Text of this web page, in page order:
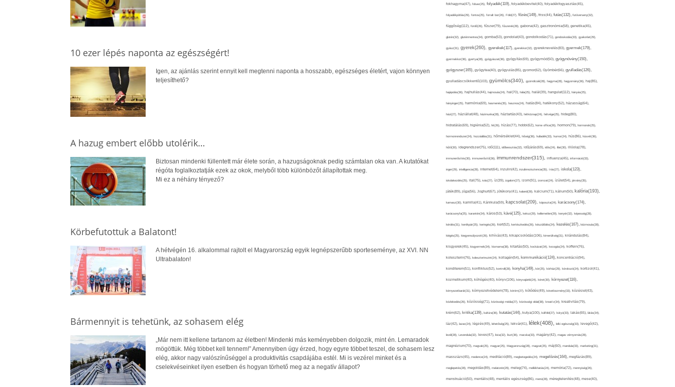
10 ezer lépés naponta az egészségért!
Igen, az ajánlás szerint ennyit kell megtenni naponta a hosszabb, egészséges életért, vajon könnyen
teljesíthető?
A hazug embert előbb utolérik…
Biztosan mindenki füllentett már élete során, a hazugságoknak pedig számtalan oka van. A kutatókat
régóta foglalkoztatják ezek az okok, melyből több különbözőt állapítottak meg.
Mi ez a néhány tényező?
Körbefutottuk a Balatont!
A hétvégén 16. alkalommal rajtolt el Magyarország egyik legnépszerűbb sporteseménye, az XVI. NN
Ultrabalaton!
Bármennyit is tehetünk, az sohasem elég
„Már nem itt kellene tartanom az életben! Mindenki más keményebben dolgozik, mint én. Lemaradok
mögöttük. Még többet kell tennem!” Amennyiben úgy érzed, hogy egyre többet teszel, de sohasem lesz
elég, akkor nagy valószínűséggel a produktivitás csapdájába estél. Mi is vezérel minket és a
cselekvéseinket ilyen esetben és hogyan törhető meg az a negatív állapot?
fokhagyma(47), folsav(25), folyadék(119), folyadékbevitel(40), folyadékfogyasztás(45),
folyadékpótlás(29), fontos(25), forralt bor(26), Föld(27), főzés(149), friss(44), futás(132), futóverseny(32),
függőség(112), fürdő(26), fűszer(79), fűszerek(28), gabona(42), gasztronómia(58), genetika(45),
glutén(32), gluténmentes(34), gomba(53), gondolat(43), gondolkodás(71), gondoskodás(33), gyakorlat(29),
gyász(31), gyerek(260), gyerekek(117), gyerekkor(32), gyereknevelés(83), gyermek(179),
gyermekkor(36), gyertya(28), gyógyászat(36), gyógyítás(69), gyógymód(50), gyógynövény(150),
gyógyszer(165), gyógytea(40), gyógyulás(85), gyomor(62), Gyömbér(66), gyulladás(126),
gyulladáscsökkentő(103), gyümölcs(340), gyümölcslé(28), hagyma(28), hagyomány(36), haj(85),
hajápolás(36), hajhullás(44), hajmosás(24), hal(70), hála(25), halál(39), hangulat(112), hányás(25),
hányinger(25), harmónia(69), hasmenés(35), hasznos(24), hatás(84), hatékony(52), házasság(64),
házi(27), háziállat(48), házimunka(28), háztartás(43), hétköznap(24), hétvége(25), hideg(80),
hidratálás(69), higiénia(52), hit(26), hízás(77), hobbi(62), home office(26), hormon(79), hormonok(25),
hormonrendszer(24), hozzáállás(31), hőmérséklet(44), hőség(36), hulladék(33), humor(24), hús(86), húsvét(36),
hűtő(30), idegrendszer(75), idő(111), időbeosztás(32), időjárás(69), idős(24), illat(30), illóolaj(78),
immunerősítés(30), immunerősítő(36), immunrendszer(315), influenza(45), információ(33),
inger(29), intelligencia(28), internet(64), inzulin(42), inzulinrezisztencia(35), írás(27), iskola(123),
iskolakezdés(25), ital(75), ivás(27), íz(39), izgalom(27), izom(91), izomzat(24), ízület(54), járvány(35),
játék(89), jóga(56), Joghurt(67), jótékony(41), kaland(28), kalcium(71), kálium(50), kalória(193),
kamasz(30), kamilla(41), Kánikula(59), kapcsolat(209), káposzta(24), karácsony(174),
karácsonyfa(25), karantén(34), káros(53), kávé(125), keksz(29), kellemetlen(29), kenyér(32), képesség(28),
kérdés(31), kerékpár(25), keringés(26), kert(52), kertészkedés(26), készülődés(24), kezelés(167), kézmosás(28),
kiégés(25), kiegyensúlyozott(26), kihívás(43), kikapcsolódás(106), kimerültség(31), kirándulás(84),
kisgyerek(45), kisgyermek(34), kismama(38), kitartás(50), kockázat(34), kocogás(24), koffein(76),
koleszterin(76), koleszterinszint(24), kollagén(54), kommunikáció(124), koncentráció(94),
konditerem(51), konfliktus(52), kontroll(28), konyha(149), kór(25), kórház(29), kórokozó(24), kortizol(41),
kozmetikum(40), köhögés(40), könyv(106), könyvajánló(24), köret(30), környezet(116),
környezetbarát(31), környezetvédelem(78), köröm(27), kötődés(49), következmény(33), közérzet(43),
közlekedés(26), közösség(71), közösségi média(27), közösségi oldal(38), kreatív(34), kreativitás(79),
krém(62), kritika(139), kultúra(36), kutatás(144), kutya(100), külföld(27), kütyü(33), lakás(65), látás(34),
láz(42), lazac(24), légzés(49), lehetőség(25), lekvár(41), lélek(408), lelki egészség(33), levegő(42),
levél(28), Levendula(32), leves(47), lista(32), liszt(36), macska(33), magány(42), magas vérnyomás(28),
magnézium(70), magvak(25), magyar(25), Magyarország(28), magzat(25), máj(60), mandula(33), marketing(31),
masszázs(45), medence(24), meditáció(89), megbetegedés(24), megelőzés(164), megfázás(89),
meglepetés(28), megoldás(89), melatonin(29), meleg(74), mellékhatás(24), memória(72), mennyiség(26),
menstruáció(50), mentális(48), mentális egészség(86), menü(28), méregtelenítés(48), mese(40),